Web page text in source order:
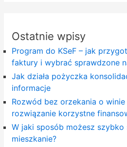
Ostatnie wpisy
Program do KSeF – jak
faktury i wybrać sprawdzone
Jak działa pożyczka
informacje
Rozwód bez orzekania o
rozwiązanie korzystne
W jaki sposób możesz szybko
mieszkanie?